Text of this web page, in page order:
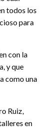
todos los
para
con la
y que
como una
Ruiz,
en